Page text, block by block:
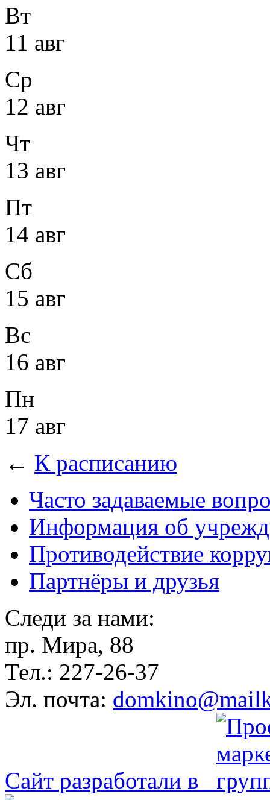
Вт
11 авг
Ср
12 авг
Чт
13 авг
Пт
14 авг
Сб
15 авг
Вс
16 авг
Пн
17 авг
← К расписанию
Часто задаваемые
Информация об
Противодействие
Партнёры и друзья
Следи за нами:
пр. Мира, 88
Тел.: 227-26-37
Эл. почта:
Сайт разработали в